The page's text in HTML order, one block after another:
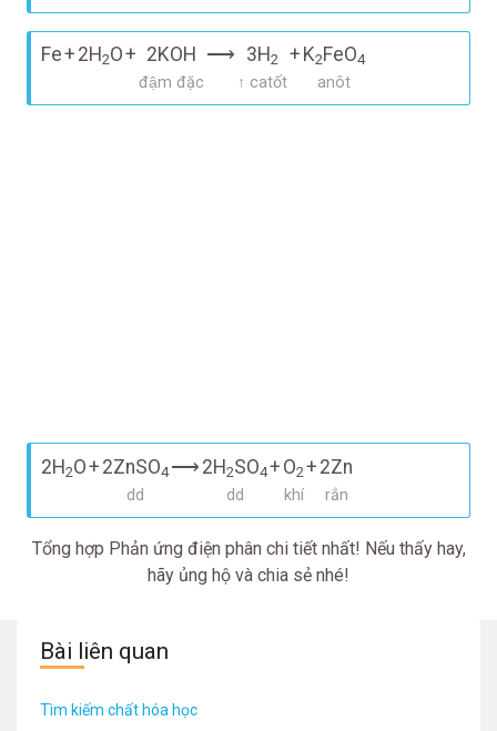
Fe+ 2H 2O+ 2KOH ⟶ 3H 2 + K2FeO4
đậm đặc ↑ catốt anôt
2H2O+ 2ZnSO4 ⟶ 2H2SO4+ O2+ 2Zn
dd dd khí rắn
Tổng hợp Phản ứng điện phân chi tiết nhất! Nếu thấy hay,
hãy ủng hộ và chia sẻ nhé!
Bài liên quan
Tìm kiếm chất hóa học